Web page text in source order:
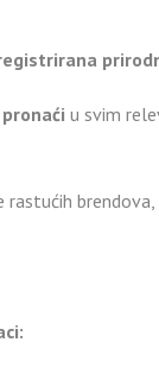
u svim
rastućih